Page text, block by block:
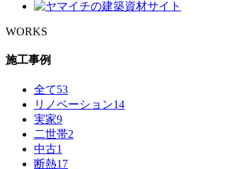
WORKS
施工事例
全て53
リノベーション14
実家9
二世帯2
中古1
断熱17